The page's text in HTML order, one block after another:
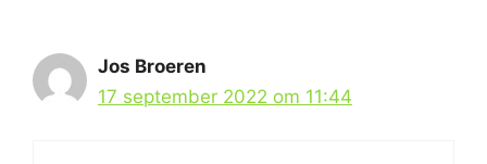
Jos Broeren
17 september 2022 om 11:44